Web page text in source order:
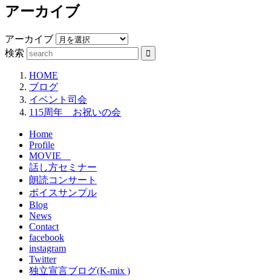
アーカイブ
アーカイブ
検索
HOME
ブログ
イベント司会
115周年 お祝いの会
Home
Profile
MOVIE
話し方セミナー
朗読コンサート
ボイスサンプル
Blog
News
Contact
facebook
instagram
Twitter
独立宣言ブログ(K-mix )